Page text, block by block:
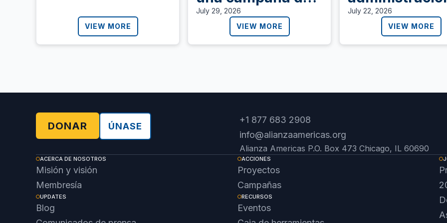
VIEW MORE
persecución y
terror que ignora
las necesidades
July 29, 2026
VIEW MORE
Trump de dejar
sin permiso de
trabajo a
Sudán, y
July 22, 2026
VIEW MORE
DONAR ÚNASE
+1 877 683 2908
info@alianzaamericas.org
Alianza Americas P.O. Box 473 Chicago, IL 60690
ACERCA DE NOSOTROS
Misión y visión
Membresía
UPDATES
Blog
ACCIONES
Proyectos
Campañas
RECURSOS
Eventos